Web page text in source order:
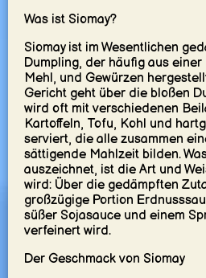
Was ist Siomay?
Siomay ist im Wesentlichen
Dumpling, der häufig aus
Mehl, und Gewürzen
Gericht geht über die bloßen
wird oft mit verschiedenen
Kartoffeln, Tofu, Kohl und
serviert, die alle zusammen
sättigende Mahlzeit bilden.
auszeichnet, ist die Art und
wird: Über die gedämpften
großzügige Portion
süßer Sojasauce und einem
verfeinert wird.
Der Geschmack von Siomay